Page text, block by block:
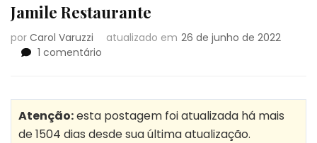
Jamile Restaurante
por Carol Varuzzi atualizado em 26 de junho de 2022
1 comentário
Atenção:esta postagem foi atualizada há mais
de 1504 dias desde sua última atualização.